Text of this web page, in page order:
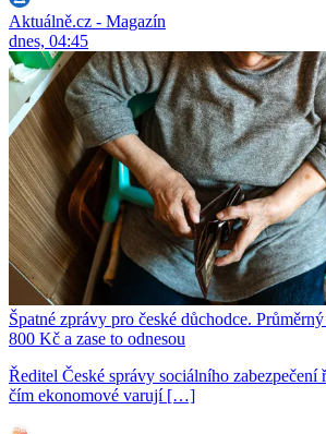
Aktuálně.cz - Magazín
dnes, 04:45
Špatné zprávy pro české důchodce.
800 Kč a zase to odnesou
Ředitel České správy sociálního zabezpečení
čím ekonomové varují […]